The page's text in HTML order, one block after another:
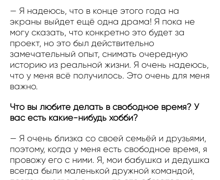
— Я надеюсь, что в конце этого года на
экраны выйдет ещё одна драма! Я пока не
могу сказать, что конкретно это будет за
проект, но это был действительно
замечательный опыт, снимать очередную
историю из реальной жизни. Я очень надеюсь,
что у меня всё получилось. Это очень для меня
важно.
Что вы любите делать в свободное время? У
вас есть какие-нибудь хобби?
— Я очень близка со своей семьёй и друзьями,
поэтому, когда у меня есть свободное время, я
провожу его с ними. Я, мои бабушка и дедушка
всегда были маленькой дружной командой,